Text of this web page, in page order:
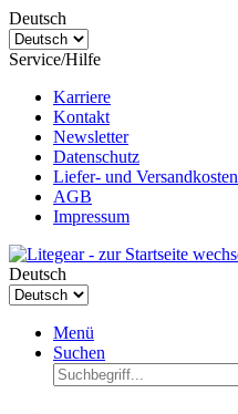
Deutsch
Service/Hilfe
Karriere
Kontakt
Newsletter
Datenschutz
Liefer- und Versandkosten
AGB
Impressum
Deutsch
Menü
Suchen